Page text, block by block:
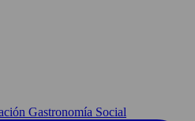
Gastronomía Social